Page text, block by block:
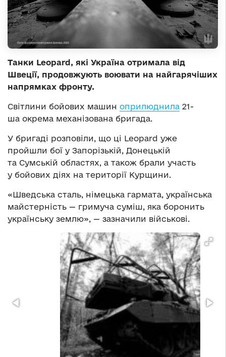
Танки Leopard, які Україна отримала від
Швеції, продовжують воювати на найгарячіших
напрямках фронту.
Світлини бойових машин оприлюднила 21-
ша окрема механізована бригада.
У бригаді розповіли, що ці Leopard уже
пройшли бої у Запорізькій, Донецькій
та Сумській областях, а також брали участь
у бойових діях на території Курщини.
«Шведська сталь, німецька гармата, українська
майстерність — гримуча суміш, яка боронить
українську землю», — зазначили військові.